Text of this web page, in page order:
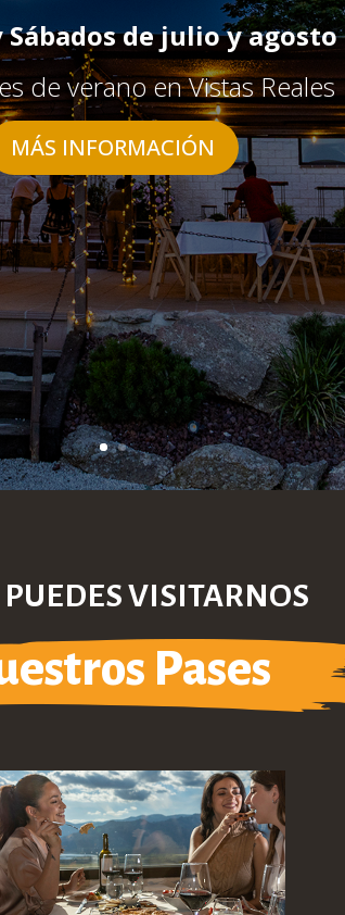
Sábados de julio y agosto
de verano en Vistas Reales
MÁS INFORMACIÓN
VISITARNOS
Pases